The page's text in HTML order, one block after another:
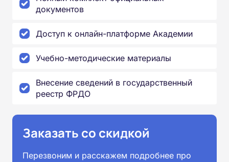
документов
Доступ к онлайн-платформе Академии
Учебно-методические материалы
Внесение сведений в государственный
реестр ФРДО
Заказать со скидкой
Перезвоним и расскажем подробнее про